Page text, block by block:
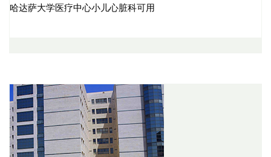
哈达萨大学医疗中心小儿心脏科可用